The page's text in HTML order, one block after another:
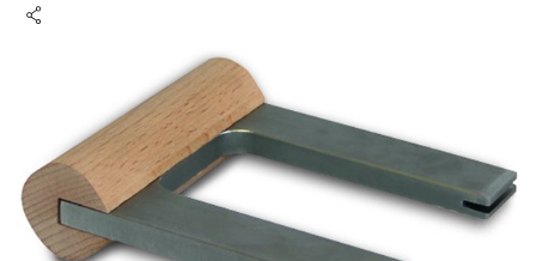
Angemeldet bleiben
Anmelden
Passwort vergessen